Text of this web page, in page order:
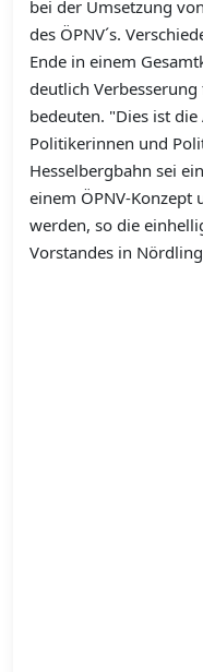
bei der Umsetzung
des ÖPNV´s.
Ende in einem
deutlich
bedeuten. "Dies ist
Politikerinnen und
Hesselbergbahn sei
einem ÖPNV-Konzept
werden, so die
Vorstandes in